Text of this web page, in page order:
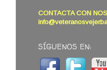
CONTACTA CON
SÍGUENOS EN: